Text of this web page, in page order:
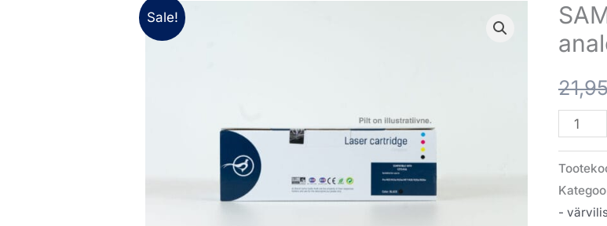
Sale!
CLT-
värviline
kogus
-